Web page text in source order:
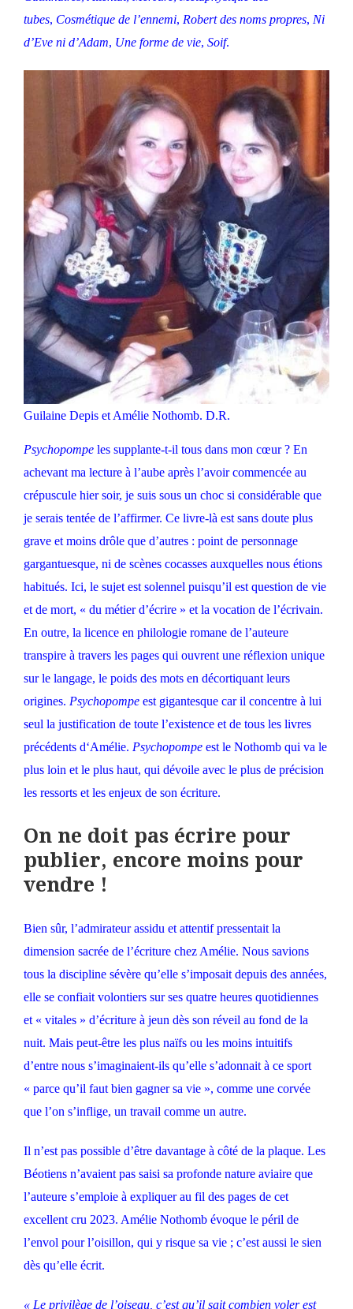
tubes, Cosmétique de l’ennemi, Robert des noms propres, Ni
d’Eve ni d’Adam, Une forme de vie, Soif.
Guilaine Depis et Amélie Nothomb. D.R.
Psychopompe les supplante-t-il tous dans mon cœur ? En
achevant ma lecture à l’aube après l’avoir commencée au
crépuscule hier soir, je suis sous un choc si considérable que
je serais tentée de l’affirmer. Ce livre-là est sans doute plus
grave et moins drôle que d’autres : point de personnage
gargantuesque, ni de scènes cocasses auxquelles nous étions
habitués. Ici, le sujet est solennel puisqu’il est question de vie
et de mort, « du métier d’écrire » et la vocation de l’écrivain.
En outre, la licence en philologie romane de l’auteure
transpire à travers les pages qui ouvrent une réflexion unique
sur le langage, le poids des mots en décortiquant leurs
origines. Psychopompe est gigantesque car il concentre à lui
seul la justification de toute l’existence et de tous les livres
précédents d‘Amélie. Psychopompe est le Nothomb qui va le
plus loin et le plus haut, qui dévoile avec le plus de précision
les ressorts et les enjeux de son écriture.
On ne doit pas écrire pour
publier, encore moins pour
vendre !
Bien sûr, l’admirateur assidu et attentif pressentait la
dimension sacrée de l’écriture chez Amélie. Nous savions
tous la discipline sévère qu’elle s’imposait depuis des années,
elle se confiait volontiers sur ses quatre heures quotidiennes
et « vitales » d’écriture à jeun dès son réveil au fond de la
nuit. Mais peut-être les plus naïfs ou les moins intuitifs
d’entre nous s’imaginaient-ils qu’elle s’adonnait à ce sport
« parce qu’il faut bien gagner sa vie », comme une corvée
que l’on s’inflige, un travail comme un autre.
Il n’est pas possible d’être davantage à côté de la plaque. Les
Béotiens n’avaient pas saisi sa profonde nature aviaire que
l’auteure s’emploie à expliquer au fil des pages de cet
excellent cru 2023. Amélie Nothomb évoque le péril de
l’envol pour l’oisillon, qui y risque sa vie ; c’est aussi le sien
dès qu’elle écrit.
« Le privilège de l’oiseau, c’est qu’il sait combien voler est